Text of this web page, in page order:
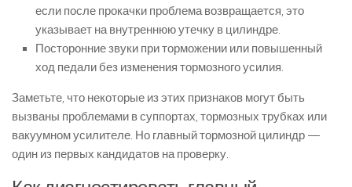
если после прокачки проблема возвращается, это
указывает на внутреннюю утечку в цилиндре.
Посторонние звуки при торможении или повышенный
ход педали без изменения тормозного усилия.
Заметьте, что некоторые из этих признаков могут быть
вызваны проблемами в суппортах, тормозных трубках или
вакуумном усилителе. Но главный тормозной цилиндр —
один из первых кандидатов на проверку.